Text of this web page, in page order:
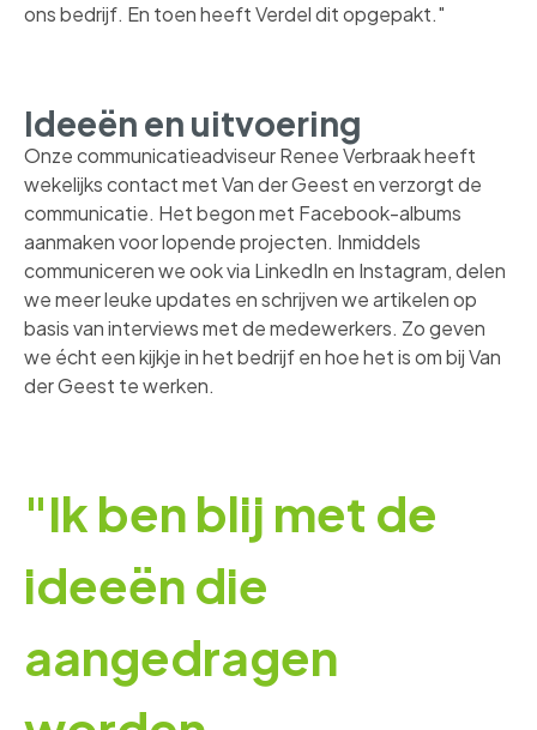
ons bedrijf. En toen heeft Verdel dit opgepakt."
Ideeën en uitvoering
Onze communicatieadviseur Renee Verbraak heeft
wekelijks contact met Van der Geest en verzorgt de
communicatie. Het begon met Facebook-albums
aanmaken voor lopende projecten. Inmiddels
communiceren we ook via LinkedIn en Instagram, delen
we meer leuke updates en schrijven we artikelen op
basis van interviews met de medewerkers. Zo geven
we écht een kijkje in het bedrijf en hoe het is om bij Van
der Geest te werken.
"Ik ben blij met de
ideeën die
aangedragen